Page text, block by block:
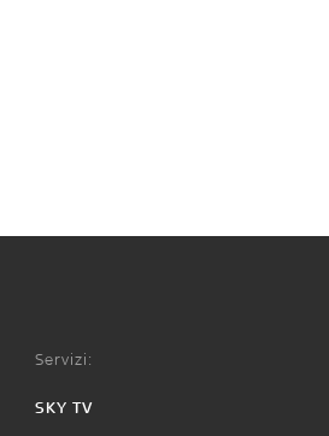
Servizi:
SKY TV